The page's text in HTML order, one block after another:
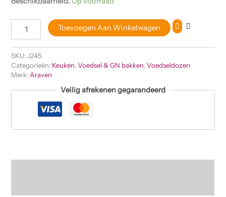
Toevoegen Aan Winkelwagen
SKU: J245
Categorieën: Keuken,Voedsel & GN bakken,Voedseldozen
Merk: Araven
Veilig afrekenen gegarandeerd